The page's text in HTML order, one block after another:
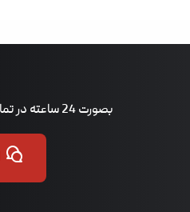
بصورت 24 ساعته در تمامی ایام از طریق ارسال تیکت پاسخگوی شما هستیم.